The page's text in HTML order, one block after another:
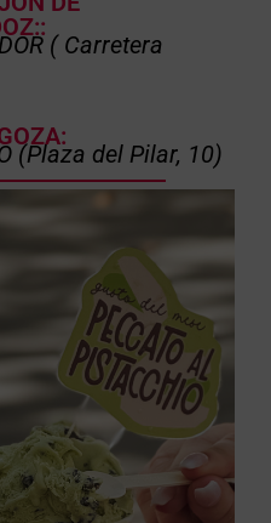
(Carretera
(Plaza del Pilar, 10)